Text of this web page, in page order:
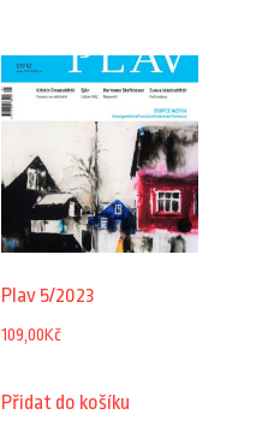
Plav 5/2023
109,00Kč
Přidat do košíku